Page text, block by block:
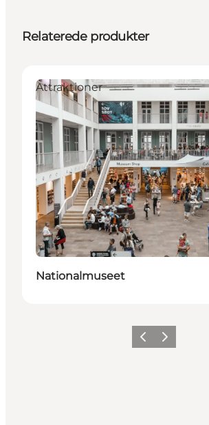
Relaterede produkter
Attraktioner
Nationalmuseet
ForrigeNæste